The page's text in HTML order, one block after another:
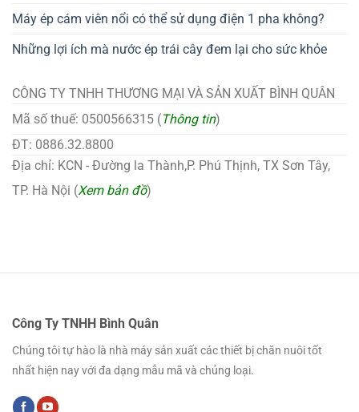
Máy ép cám viên nổi có thể sử dụng điện 1 pha không?
Những lợi ích mà nước ép trái cây đem lại cho sức khỏe
CÔNG TY TNHH THƯƠNG MẠI VÀ SẢN XUẤT BÌNH QUÂN
Mã số thuế: 0500566315 (Thông tin)
ĐT: 0886.32.8800
Địa chỉ: KCN - Đường la Thành,P. Phú Thịnh, TX Sơn Tây,
TP. Hà Nội (Xem bản đồ)
Công Ty TNHH Bình Quân
Chúng tôi tự hào là nhà máy sản xuất các thiết bị chăn nuôi tốt
nhất hiện nay với đa dạng mẫu mã và chủng loại.